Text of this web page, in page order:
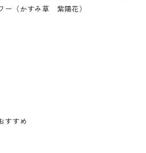
ー（かすみ草 紫陽花）
すすめ